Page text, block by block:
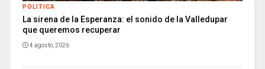
POLITICA
La sirena de la Esperanza: el sonido de la Valledupar
que queremos recuperar
4 agosto, 2026